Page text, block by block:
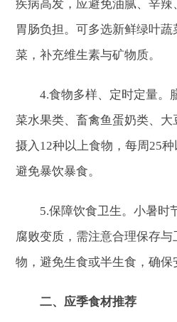
疾病高发，应避免油腻、辛
胃肠负担。可多选新鲜绿叶
菜，补充维生素与矿物质。
4.食物多样、定时定量。
菜水果类、畜禽鱼蛋奶类、大
摄入12种以上食物，每周25种
避免暴饮暴食。
5.保障饮食卫生。小暑时
腐败变质，需注意合理保存
物，避免生食或半生食，确保
二、应季食材推荐